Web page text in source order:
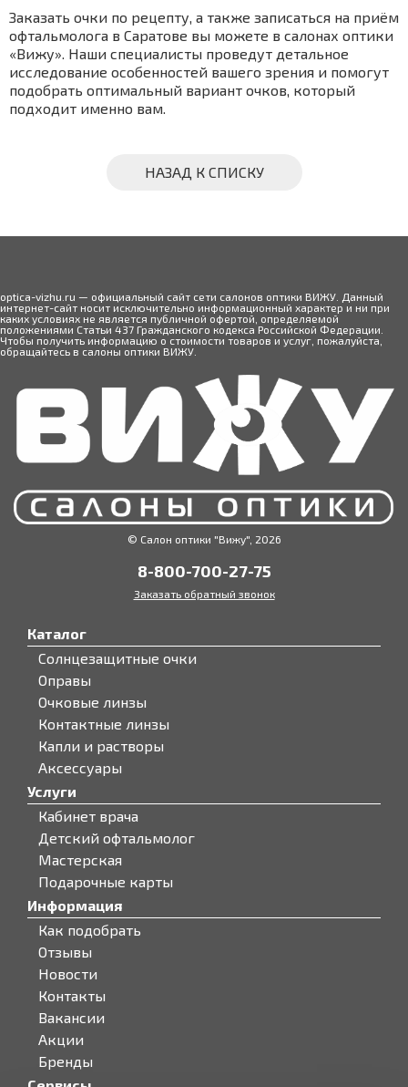
Заказать очки по рецепту, а также записаться на приём
офтальмолога в Саратове вы можете в салонах оптики
«Вижу». Наши специалисты проведут детальное
исследование особенностей вашего зрения и помогут
подобрать оптимальный вариант очков, который
подходит именно вам.
НАЗАД К СПИСКУ
optica-vizhu.ru — официальный сайт сети салонов оптики ВИЖУ. Данный
интернет-сайт носит исключительно информационный характер и ни при
каких условиях не является публичной офертой, определяемой
положениями Статьи 437 Гражданского кодекса Российской Федерации.
Чтобы получить информацию о стоимости товаров и услуг, пожалуйста,
обращайтесь в салоны оптики ВИЖУ.
© Салон оптики "Вижу", 2026
8-800-700-27-75
Заказать обратный звонок
Каталог
Солнцезащитные очки
Оправы
Очковые линзы
Контактные линзы
Капли и растворы
Аксессуары
Услуги
Кабинет врача
Детский офтальмолог
Мастерская
Подарочные карты
Информация
Как подобрать
Отзывы
Новости
Контакты
Вакансии
Акции
Бренды